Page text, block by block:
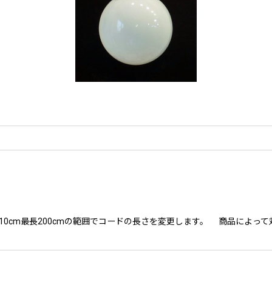
最長200cmの範囲でコードの長さを変更します。 商品によっ